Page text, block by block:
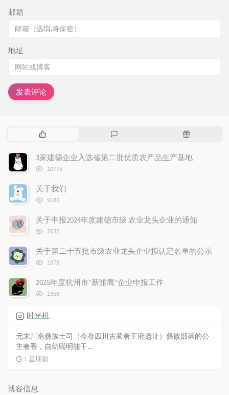
邮箱
地址
发表评论
热
文
章
评
随
文
3家建德企业入选省第二批优质农产品生产基地
浏
次
数:
10775
关于我们
浏
次
数:
9180
关于申报2024年度建德市级 农业龙头企业的通知
浏
次
数:
2032
关于第二十五批市级农业龙头企业拟认定名单的公示
浏
次
数:
1878
2025年度杭州市“新雏鹰”企业申报工作
浏
数:
1856
时光机
元末川南彝族土司（今存四川古蔺奢王府遗址）彝族部落的公
主奢香，自幼聪明能干...
1 星期前
博客信息